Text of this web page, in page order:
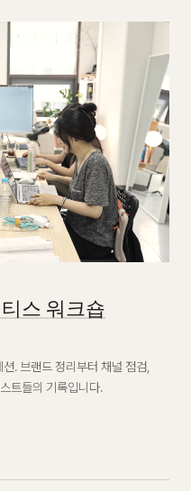
스 워크숍
. 브랜드 정리부터 채널 점검,
트들의 기록입니다.